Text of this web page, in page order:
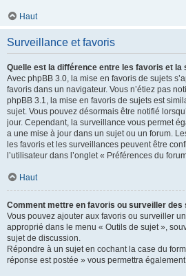
Haut
Surveillance et favoris
Quelle est la différence entre les favoris et la
Avec phpBB 3.0, la mise en favoris de sujets
favoris dans un navigateur. Vous n’étiez pas
phpBB 3.1, la mise en favoris de sujets est
sujet. Vous pouvez désormais être notifié
jour. Cependant, la surveillance vous permet
a une mise à jour dans un sujet ou un forum.
les favoris et les surveillances peuvent être
l’utilisateur dans l’onglet « Préférences du
Haut
Comment mettre en favoris ou surveiller des
Vous pouvez ajouter aux favoris ou surveiller
approprié dans le menu « Outils de sujet »,
sujet de discussion.
Répondre à un sujet en cochant la case du
réponse est postée » vous permettra